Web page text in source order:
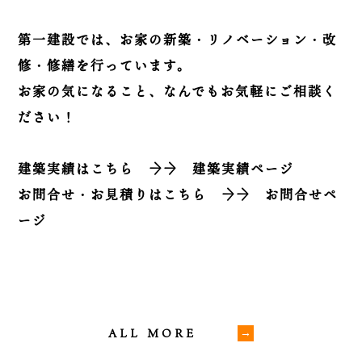
第一建設では、お家の新築・リノベーション・改
修・修繕を行っています。
お家の気になること、なんでもお気軽にご相談く
ださい！
建築実績はこちら →→建築実績ページ
お問合せ・お見積りはこちら
→→ お問合せペ
ージ
ALL MORE